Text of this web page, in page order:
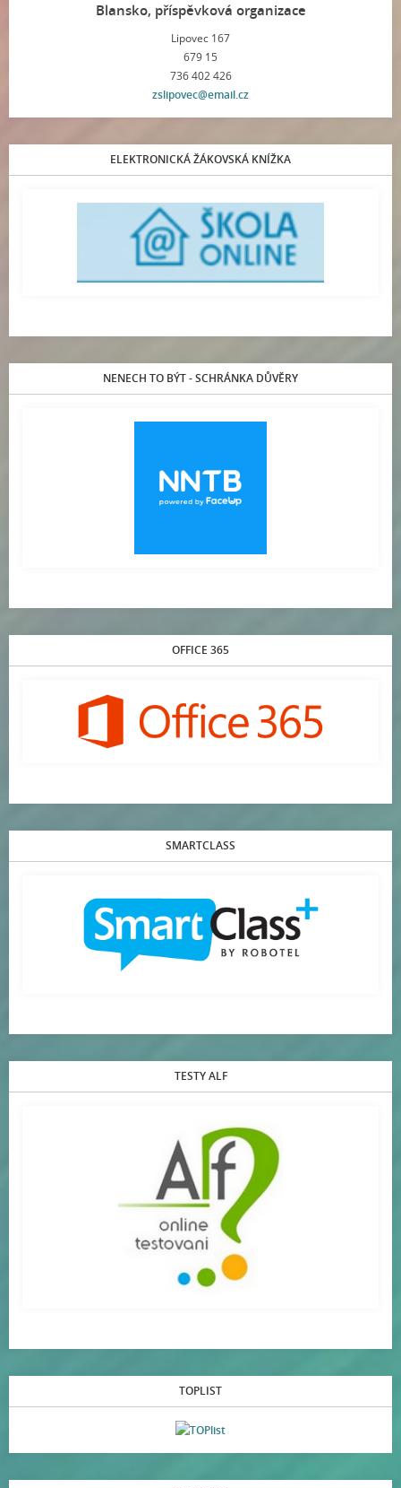
Blansko, příspěvková organizace
Lipovec 167
679 15
736 402 426
zslipovec@email.cz
ELEKTRONICKÁ ŽÁKOVSKÁ KNÍŽKA
NENECH TO BÝT - SCHRÁNKA DŮVĚRY
OFFICE 365
SMARTCLASS
TESTY ALF
TOPLIST